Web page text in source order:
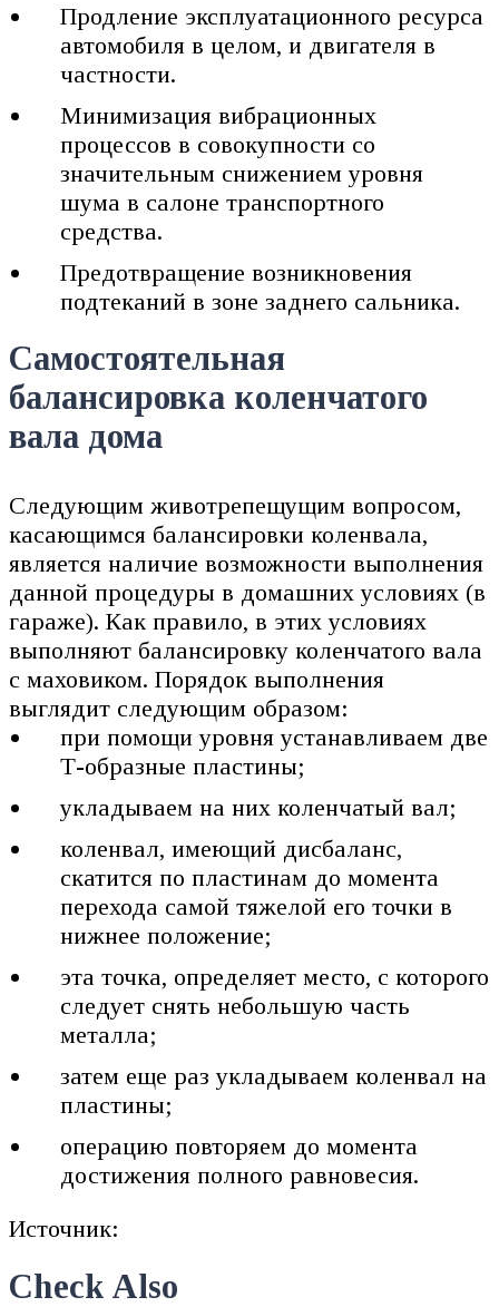
Продление эксплуатационного ресурса
автомобиля в целом, и двигателя в
частности.
Минимизация вибрационных
процессов в совокупности со
значительным снижением уровня
шума в салоне транспортного
средства.
Предотвращение возникновения
подтеканий в зоне заднего сальника.
Самостоятельная
балансировка коленчатого
вала дома
Следующим животрепещущим вопросом,
касающимся балансировки коленвала,
является наличие возможности выполнения
данной процедуры в домашних условиях (в
гараже). Как правило, в этих условиях
выполняют балансировку коленчатого вала
с маховиком. Порядок выполнения
выглядит следующим образом:
при помощи уровня устанавливаем две
Т-образные пластины;
укладываем на них коленчатый вал;
коленвал, имеющий дисбаланс,
скатится по пластинам до момента
перехода самой тяжелой его точки в
нижнее положение;
эта точка, определяет место, с которого
следует снять небольшую часть
металла;
затем еще раз укладываем коленвал на
пластины;
операцию повторяем до момента
достижения полного равновесия.
Источник:
Check Also